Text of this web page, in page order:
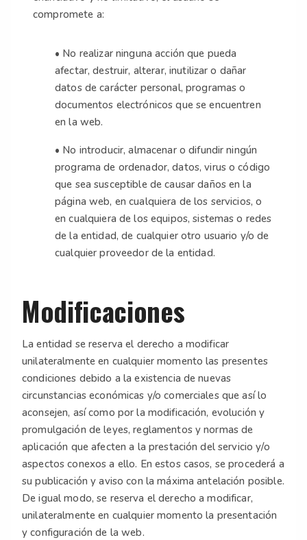
compromete a:
• No realizar ninguna acción que pueda
afectar, destruir, alterar, inutilizar o dañar
datos de carácter personal, programas o
documentos electrónicos que se encuentren
en la web.
• No introducir, almacenar o difundir ningún
programa de ordenador, datos, virus o código
que sea susceptible de causar daños en la
página web, en cualquiera de los servicios, o
en cualquiera de los equipos, sistemas o redes
de la entidad, de cualquier otro usuario y/o de
cualquier proveedor de la entidad.
Modificaciones
La entidad se reserva el derecho a modificar
unilateralmente en cualquier momento las presentes
condiciones debido a la existencia de nuevas
circunstancias económicas y/o comerciales que así lo
aconsejen, así como por la modificación, evolución y
promulgación de leyes, reglamentos y normas de
aplicación que afecten a la prestación del servicio y/o
aspectos conexos a ello. En estos casos, se procederá a
su publicación y aviso con la máxima antelación posible.
De igual modo, se reserva el derecho a modificar,
unilateralmente en cualquier momento la presentación
y configuración de la web.